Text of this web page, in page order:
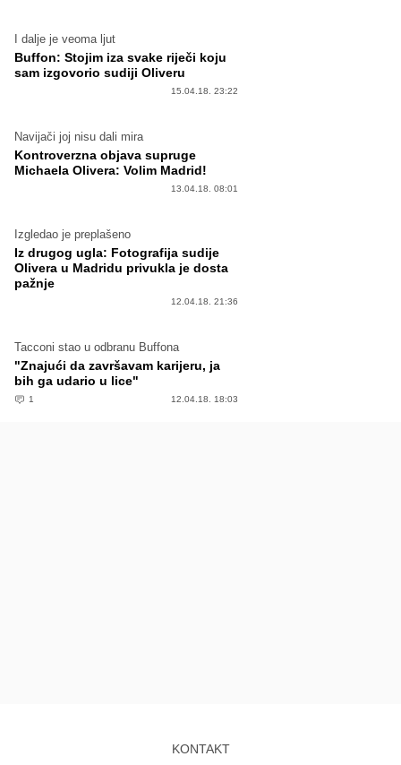
I dalje je veoma ljut
Buffon: Stojim iza svake riječi koju
sam izgovorio sudiji Oliveru
15.04.18. 23:22
Navijači joj nisu dali mira
Kontroverzna objava supruge
Michaela Olivera: Volim Madrid!
13.04.18. 08:01
Izgledao je preplašeno
Iz drugog ugla: Fotografija sudije
Olivera u Madridu privukla je dosta
pažnje
12.04.18. 21:36
Tacconi stao u odbranu Buffona
"Znajući da završavam karijeru, ja
bih ga udario u lice"
1 12.04.18. 18:03
KONTAKT